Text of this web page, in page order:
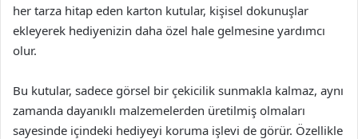
her tarza hitap eden karton kutular, kişisel dokunuşlar
ekleyerek hediyenizin daha özel hale gelmesine yardımcı
olur.
Bu kutular, sadece görsel bir çekicilik sunmakla kalmaz, aynı
zamanda dayanıklı malzemelerden üretilmiş olmaları
sayesinde içindeki hediyeyi koruma işlevi de görür. Özellikle